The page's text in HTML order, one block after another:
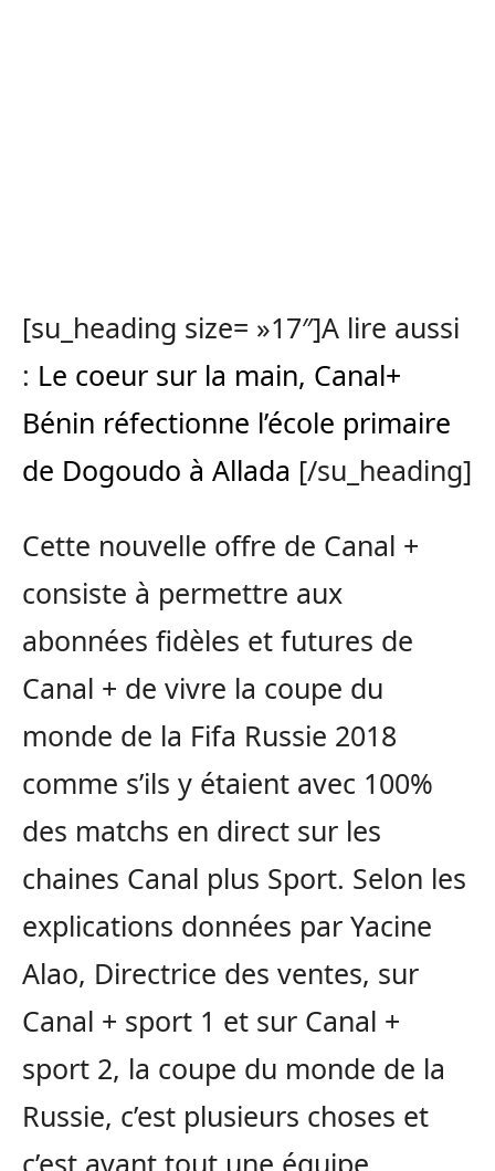
[su_heading size= »17″]A lire aussi
: Le coeur sur la main, Canal+
Bénin réfectionne l’école primaire
de Dogoudo à Allada [/su_heading]
Cette nouvelle offre de Canal +
consiste à permettre aux
abonnées fidèles et futures de
Canal + de vivre la coupe du
monde de la Fifa Russie 2018
comme s’ils y étaient avec 100%
des matchs en direct sur les
chaines Canal plus Sport. Selon les
explications données par Yacine
Alao, Directrice des ventes, sur
Canal + sport 1 et sur Canal +
sport 2, la coupe du monde de la
Russie, c’est plusieurs choses et